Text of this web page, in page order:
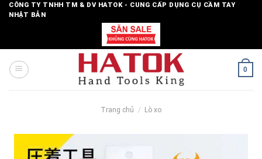
SkipCÔNG TY TNHH TM & DV HATOK - CUNG CẤP DỤNG CỤ CẦM TAY
NHẬT BẢN
0
Trang chủ / Lò xo